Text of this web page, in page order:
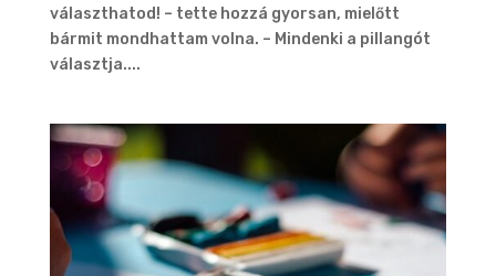
választhatod! – tette hozzá gyorsan, mielőtt
bármit mondhattam volna. – Mindenki a pillangót
választja....